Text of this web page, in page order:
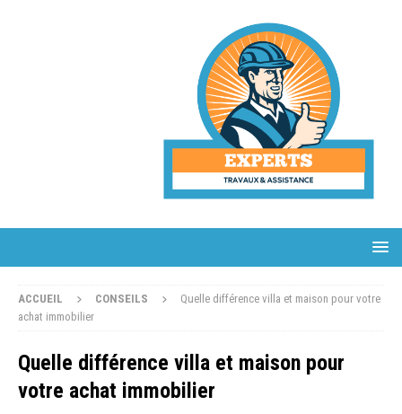
ACCUEIL CONSEILS
Quelle différence villa et maison pour votre
achat immobilier
Quelle différence villa et maison pour
votre achat immobilier